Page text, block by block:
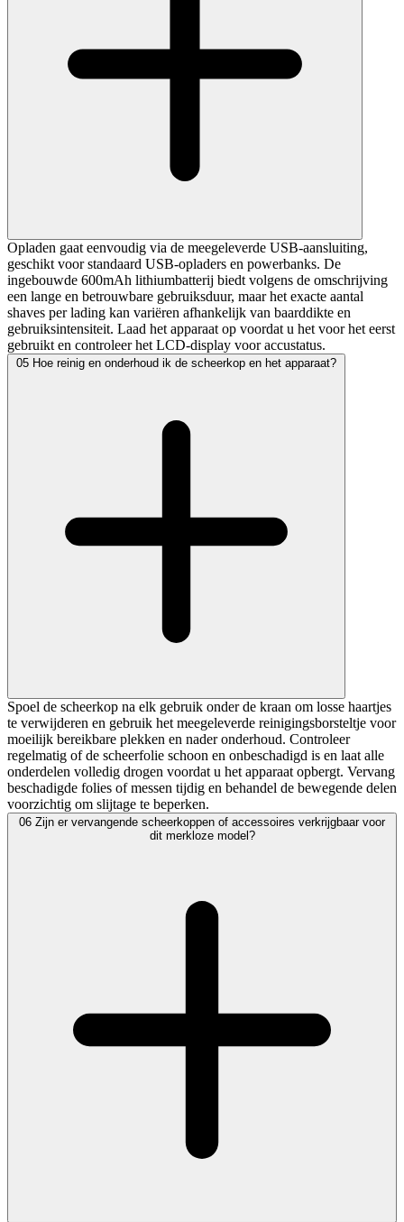
Opladen gaat eenvoudig via de meegeleverde USB-aansluiting,
geschikt voor standaard USB-opladers en powerbanks. De
ingebouwde 600mAh lithiumbatterij biedt volgens de omschrijving
een lange en betrouwbare gebruiksduur, maar het exacte aantal
shaves per lading kan variëren afhankelijk van baarddikte en
gebruiksintensiteit. Laad het apparaat op voordat u het voor het eerst
gebruikt en controleer het LCD-display voor accustatus.
05 Hoe reinig en onderhoud ik de scheerkop en het apparaat?
Spoel de scheerkop na elk gebruik onder de kraan om losse haartjes
te verwijderen en gebruik het meegeleverde reinigingsborsteltje voor
moeilijk bereikbare plekken en nader onderhoud. Controleer
regelmatig of de scheerfolie schoon en onbeschadigd is en laat alle
onderdelen volledig drogen voordat u het apparaat opbergt. Vervang
beschadigde folies of messen tijdig en behandel de bewegende delen
voorzichtig om slijtage te beperken.
06 Zijn er vervangende scheerkoppen of accessoires verkrijgbaar voor
dit merkloze model?